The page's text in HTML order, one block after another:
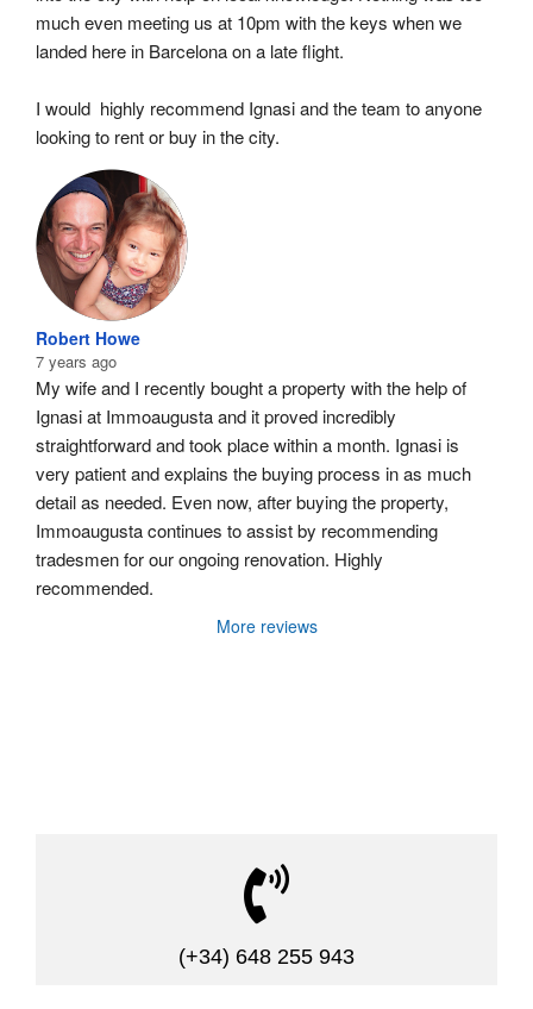
much even meeting us at 10pm with the keys when we
landed here in Barcelona on a late flight.
I would  highly recommend Ignasi and the team to anyone
looking to rent or buy in the city.
Robert Howe
7 years ago
My wife and I recently bought a property with the help of
Ignasi at Immoaugusta and it proved incredibly
straightforward and took place within a month. Ignasi is
very patient and explains the buying process in as much
detail as needed. Even now, after buying the property,
Immoaugusta continues to assist by recommending
tradesmen for our ongoing renovation. Highly
recommended.
More reviews

(+34) 648 255 943